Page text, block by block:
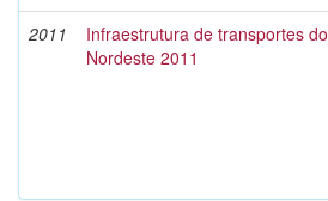
2011
Infraestrutura de transportes do
Nordeste 2011